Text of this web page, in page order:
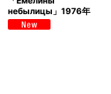
небылицы」1976年